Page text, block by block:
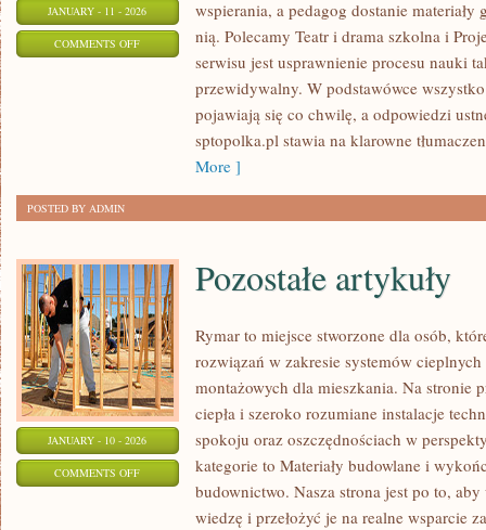
JANUARY - 11 - 2026
COMMENTS OFFON
PODSTAWOWA
wspierania, a pedagog dostanie
nią. Polecamy Teatr i drama szkolna i
serwisu jest usprawnienie procesu nauki
przewidywalny. W podstawówce
pojawiają się co chwilę, a odpowiedzi
sptopolka.pl stawia na klarowne
More ]
POSTED BY ADMIN
JANUARY - 10 - 2026
COMMENTS OFFON
POZOSTAŁE
Pozostałe artykuły
Rymar to miejsce stworzone dla osób,
rozwiązań w zakresie systemów
montażowych dla mieszkania. Na stronie
ciepła i szeroko rozumiane instalacje
spokoju oraz oszczędnościach w
kategorie to Materiały budowlane i
budownictwo. Nasza strona jest po to,
wiedzę i przełożyć je na realne wsparcie